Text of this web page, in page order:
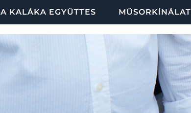
A KALÁKA EGYÜTTES MŰSORKÍNÁLAT